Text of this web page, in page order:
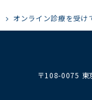
オンライン診療を受け
〒108-0075 東